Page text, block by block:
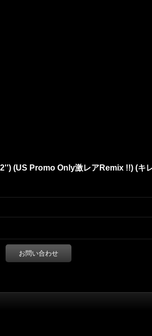
(US Promo Only激レアRemix !!) (キ
お問い合わせ